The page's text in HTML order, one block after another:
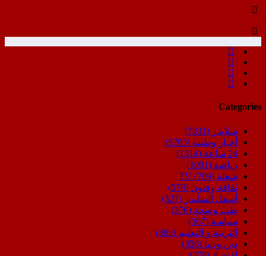
Categories
سلايدر (7831)
أخبار وطنية (5705)
24 ساعة
(1314)
رياضة (1001)
شعلة TV (709)
ثقافة وفنون (578)
أسفل السليدر (527)
طب وصحة (376)
سياسة (367)
التربية و التعليم (363)
دين ودنيا (356)